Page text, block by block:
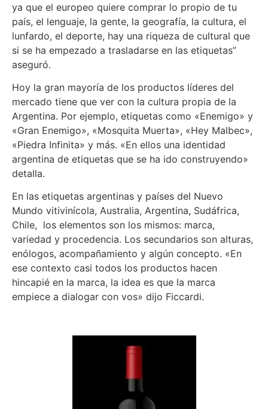
ya que el europeo quiere comprar lo propio de tu
país, el lenguaje, la gente, la geografía, la cultura, el
lunfardo, el deporte, hay una riqueza de cultural que
si se ha empezado a trasladarse en las etiquetas”
aseguró.
Hoy la gran mayoría de los productos líderes del
mercado tiene que ver con la cultura propia de la
Argentina. Por ejemplo, etiquetas como «Enemigo» y
«Gran Enemigo», «Mosquita Muerta», «Hey Malbec»,
«Piedra Infinita» y más. «En ellos una identidad
argentina de etiquetas que se ha ido construyendo»
detalla.
En las etiquetas argentinas y países del Nuevo
Mundo vitivinícola, Australia, Argentina, Sudáfrica,
Chile, los elementos son los mismos: marca,
variedad y procedencia. Los secundarios son alturas,
enólogos, acompañamiento y algún concepto. «En
ese contexto casi todos los productos hacen
hincapié en la marca, la idea es que la marca
empiece a dialogar con vos» dijo Ficcardi.